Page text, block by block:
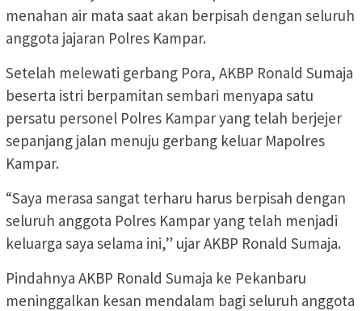
menahan air mata saat akan berpisah dengan seluruh
anggota jajaran Polres Kampar.
Setelah melewati gerbang Pora, AKBP Ronald Sumaja
beserta istri berpamitan sembari menyapa satu
persatu personel Polres Kampar yang telah berjejer
sepanjang jalan menuju gerbang keluar Mapolres
Kampar.
“Saya merasa sangat terharu harus berpisah dengan
seluruh anggota Polres Kampar yang telah menjadi
keluarga saya selama ini,” ujar AKBP Ronald Sumaja.
Pindahnya AKBP Ronald Sumaja ke Pekanbaru
meninggalkan kesan mendalam bagi seluruh anggota